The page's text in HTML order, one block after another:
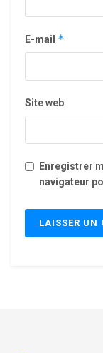
E-mail *
Site web
Enregistrer
navigateur